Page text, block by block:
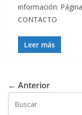
información:
CONTACTO
Leer más
← Anterior